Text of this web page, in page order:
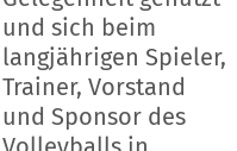
und sich beim
langjährigen Spieler,
Trainer, Vorstand
und Sponsor des